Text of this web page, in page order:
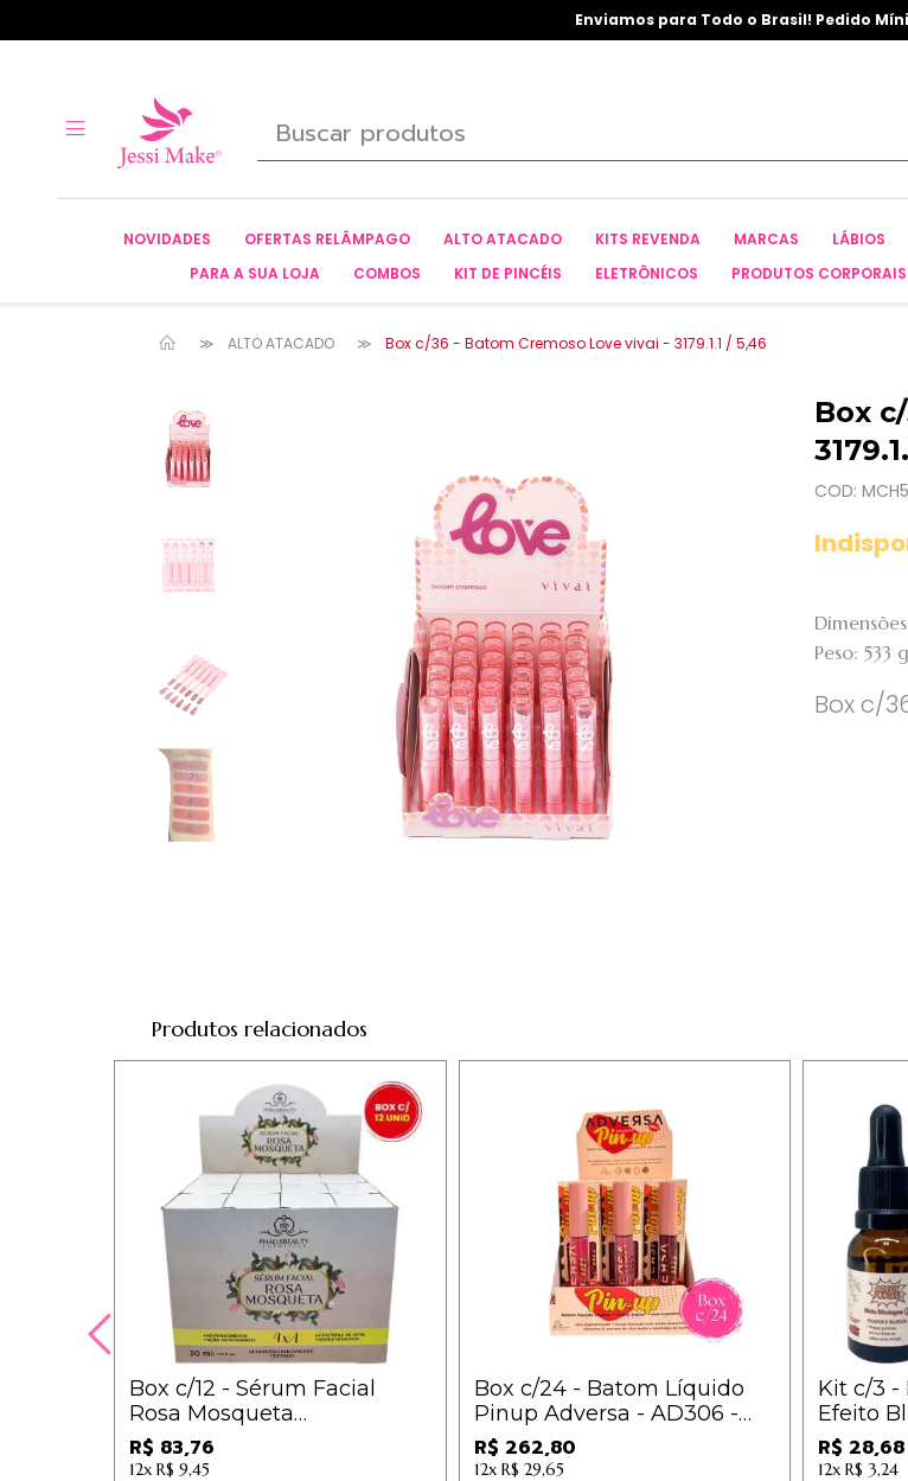
Enviamos para Todo o Brasil! Pedido
NOVIDADES OFERTAS RELÂMPAGO ALTO ATACADO KITS REVENDA MARCAS LÁBIOS
PARA A SUA LOJA
COMBOS KIT DE PINCÉIS ELETRÔNICOS PRODUTOS CORPORAIS
ALTO ATACADO Box c/36 - Batom Cremoso Love vivai - 3179.1.1 / 5,46
Box
COD:
Peso: 533 g
Box c/
Produtos relacionados
Box c/12 - Sérum Facial
Rosa Mosqueta
Phállebeauty PH0559 / 6,98
R$ 83,76
12x R$ 9,45
Box c/24 - Batom Líquido
Pinup Adversa - AD306 -
Grupo B / 10,95
R$ 262,80
12x R$ 29,65
Kit c/3 -
Efeito
Poderes
R$ 28,68
12x R$ 3,24